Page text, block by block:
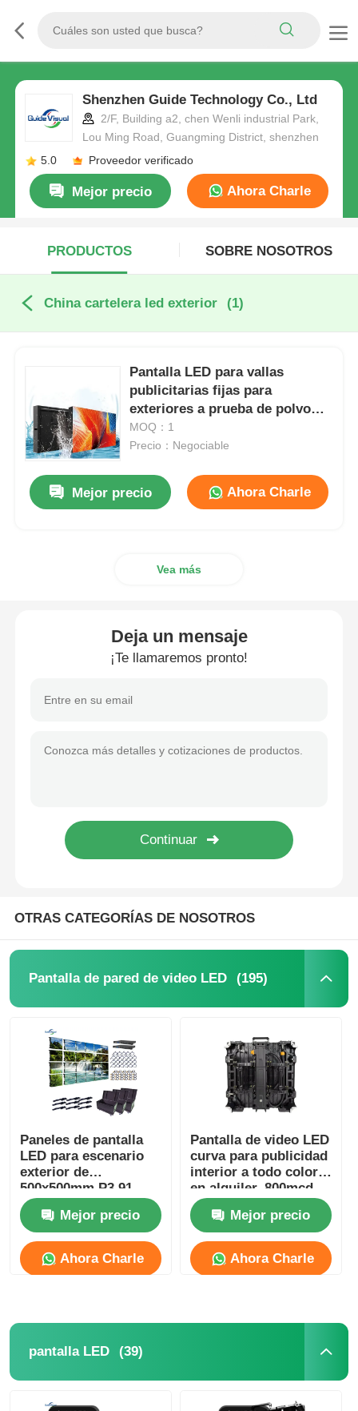
Shenzhen Guide Technology Co., Ltd
2/F, Building a2, chen Wenli industrial Park,
Lou Ming Road, Guangming District, shenzhen
5.0
Proveedor verificado
Mejor precio Ahora Charle
PRODUCTOS SOBRE NOSOTROS
China cartelera led exterior (1)
Pantalla LED para vallas
publicitarias fijas para
exteriores a prueba de polvo
para publicidad comercial
6000mcd/m²
MOQ：1
Precio：Negociable
Mejor precio Ahora Charle
Vea más
Deja un mensaje
¡Te llamaremos pronto!
OTRAS CATEGORÍAS DE NOSOTROS
Pantalla de pared de video LED (195)
Paneles de pantalla
LED para escenario
exterior de
500x500mm P3.91
Mejor precio
Ahora Charle
Pantalla de video LED
curva para publicidad
interior a todo color
en alquiler, 800mcd-
1000mcd
Mejor precio
Ahora Charle
pantalla LED (39)